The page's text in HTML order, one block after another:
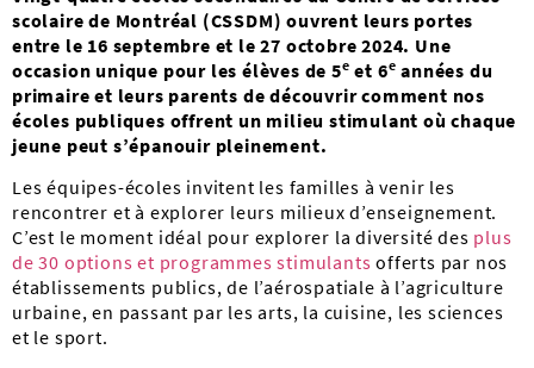
scolaire de Montréal (CSSDM) ouvrent leurs portes
entre le 16 septembre et le 27 octobre 2024. Une
occasion unique pour les élèves de 5e et 6e années du
primaire et leurs parents de découvrir comment nos
écoles publiques offrent un milieu stimulant où chaque
jeune peut s’épanouir pleinement.
Les équipes-écoles invitent les familles à venir les
rencontrer et à explorer leurs milieux d’enseignement.
C’est le moment idéal pour explorer la diversité des plus
de 30 options et programmes stimulants offerts par nos
établissements publics, de l’aérospatiale à l’agriculture
urbaine, en passant par les arts, la cuisine, les sciences
et le sport.